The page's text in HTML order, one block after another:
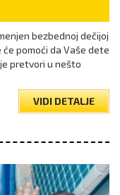
bezbednoj dečijoj
pomoći da Vaše dete
pretvori u nešto
VIDI DETALJE